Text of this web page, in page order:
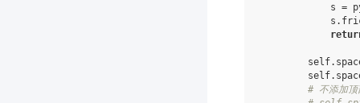
s =
s .
self.
self.
# 不添加顶